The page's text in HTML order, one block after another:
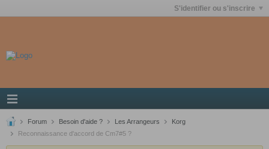
S'identifier ou s'inscrire
Forum Besoin d'aide ? Les Arrangeurs
Korg
Reconnaissance d'accord de Cm7#5 ?